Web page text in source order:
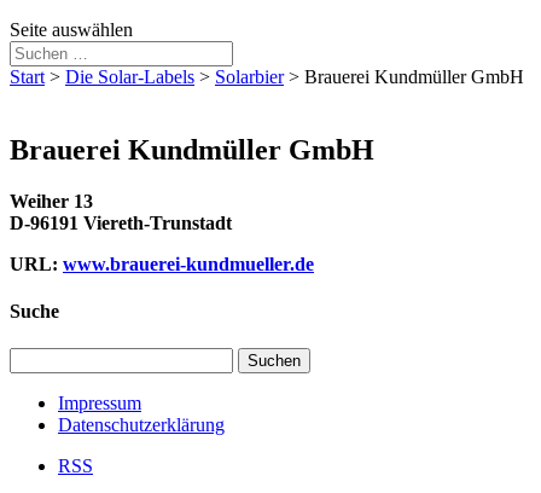
Seite auswählen
Start > Die Solar-Labels > Solarbier> Brauerei Kundmüller GmbH
Brauerei Kundmüller GmbH
Weiher 13
D-96191 Viereth-Trunstadt
URL: www.brauerei-kundmueller.de
Suche
nach:
Impressum
Datenschutzerklärung
RSS